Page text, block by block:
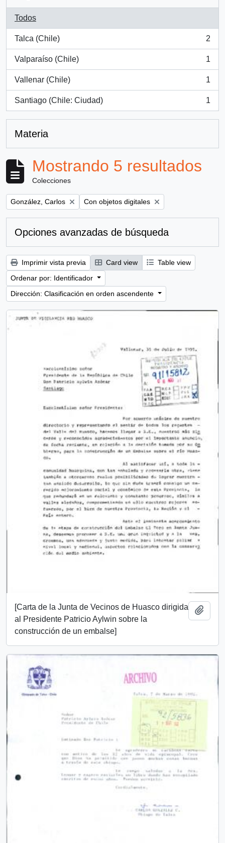
Todos
Talca (Chile)
, 2 resultados
2
Valparaíso (Chile)
, 1 resultados
1
Vallenar (Chile)
, 1 resultados
1
Santiago (Chile: Ciudad)
, 1 resultados
1
Materia
Mostrando 5 resultados
Colecciones
Remove filter:
González, Carlos Remove filter:
Con objetos digitales
Opciones avanzadas de búsqueda
Imprimir vista previa Card view
Table view
Ordenar por: Identificador
Dirección: Clasificación en orden ascendente
[Carta de la Junta de Vecinos de Huasco dirigida
al Presidente Patricio Aylwin sobre la
construcción de un embalse]